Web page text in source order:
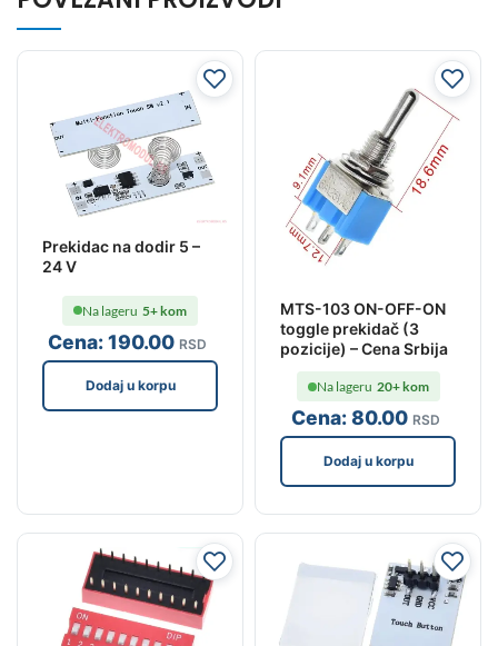
Prekidac na dodir 5 –
24 V
Cena:190.00 RSD
Na lageru 5+ kom
Dodaj u korpu
MTS-103 ON-OFF-ON
toggle prekidač (3
pozicije) – Cena Srbija
Cena:80.00 RSD
Na lageru 20+ kom
Dodaj u korpu